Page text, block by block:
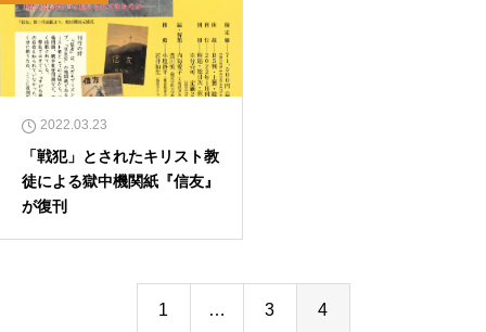
2022.03.23
「戦犯」とされたキリスト教
徒による獄中機関紙『信友』
が復刊
1 … 3 4